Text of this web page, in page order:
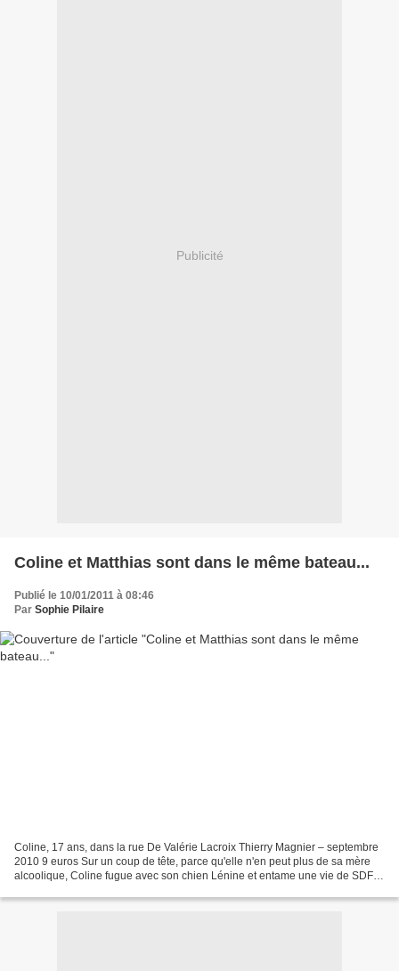
Publicité
Coline et Matthias sont dans le même bateau...
Publié le 10/01/2011 à 08:46
Par Sophie Pilaire
Coline, 17 ans, dans la rue De Valérie Lacroix Thierry Magnier – septembre
2010 9 euros Sur un coup de tête, parce qu'elle n'en peut plus de sa mère
alcoolique, Coline fugue avec son chien Lénine et entame une vie de SDF